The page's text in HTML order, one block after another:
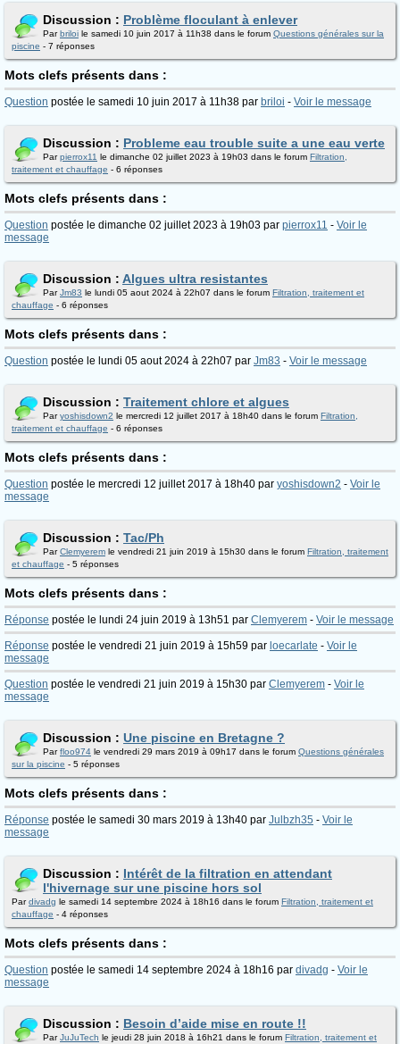
Discussion : Problème floculant à enlever
Parbriloi le samedi 10 juin 2017 à 11h38 dans le forum Questions générales sur la
piscine - 7 réponses
Mots clefs présents dans :
Question postée le samedi 10 juin 2017 à 11h38 par briloi - Voir le message
Discussion : Probleme eau trouble suite a une eau verte
Parpierrox11 le dimanche 02 juillet 2023 à 19h03 dans le forum Filtration,
traitement et chauffage - 6 réponses
Mots clefs présents dans :
Question postée le dimanche 02 juillet 2023 à 19h03 par pierrox11 - Voir le
message
Discussion : Algues ultra resistantes
ParJm83 le lundi 05 aout 2024 à 22h07 dans le forum Filtration, traitement et
chauffage - 6 réponses
Mots clefs présents dans :
Question postée le lundi 05 aout 2024 à 22h07 par Jm83 - Voir le message
Discussion : Traitement chlore et algues
Paryoshisdown2 le mercredi 12 juillet 2017 à 18h40 dans le forum Filtration,
traitement et chauffage - 6 réponses
Mots clefs présents dans :
Question postée le mercredi 12 juillet 2017 à 18h40 par yoshisdown2 - Voir le
message
Discussion : Tac/Ph
ParClemyerem le vendredi 21 juin 2019 à 15h30 dans le forum Filtration, traitement
et chauffage - 5 réponses
Mots clefs présents dans :
Réponse postée le lundi 24 juin 2019 à 13h51 par Clemyerem - Voir le message
Réponse postée le vendredi 21 juin 2019 à 15h59 par loecarlate - Voir le
message
Question postée le vendredi 21 juin 2019 à 15h30 par Clemyerem - Voir le
message
Discussion : Une piscine en Bretagne ?
Parfloo974 le vendredi 29 mars 2019 à 09h17 dans le forum Questions générales
sur la piscine - 5 réponses
Mots clefs présents dans :
Réponse postée le samedi 30 mars 2019 à 13h40 par Julbzh35 - Voir le
message
Discussion : Intérêt de la filtration en attendant
l'hivernage sur une piscine hors sol
Pardivadg le samedi 14 septembre 2024 à 18h16 dans le forum Filtration, traitement et
chauffage - 4 réponses
Mots clefs présents dans :
Question postée le samedi 14 septembre 2024 à 18h16 par divadg - Voir le
message
Discussion : Besoin d’aide mise en route !!
ParJuJuTech le jeudi 28 juin 2018 à 16h21 dans le forum Filtration, traitement et